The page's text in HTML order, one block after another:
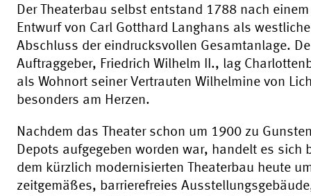
Der Theaterbau selbst entstand 1788 nach einem
Entwurf von Carl Gotthard Langhans als
Abschluss der eindrucksvollen Gesamtanlage.
Auftraggeber, Friedrich Wilhelm II., lag
als Wohnort seiner Vertrauten Wilhelmine von
besonders am Herzen.
Nachdem das Theater schon um 1900 zu
Depots aufgegeben worden war, handelt es sich
dem kürzlich modernisierten Theaterbau heute
zeitgemäßes, barrierefreies